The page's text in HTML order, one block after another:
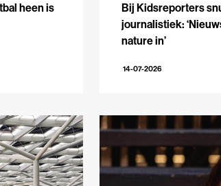
heen is
Bij Kidsreporters
journalistiek:
nature in’
14-07-2026